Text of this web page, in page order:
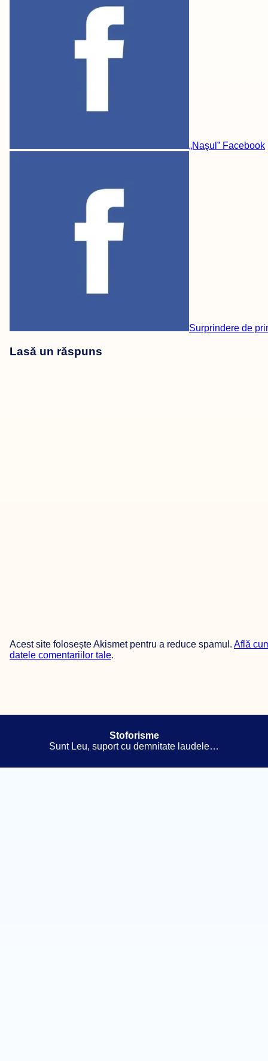
„Naşul” Facebook
Surprindere de
Lasă un răspuns
Acest site folosește Akismet pentru a reduce spamul. Află
datele comentariilor tale.
Stoforisme
Sunt Leu, suport cu demnitate laudele…